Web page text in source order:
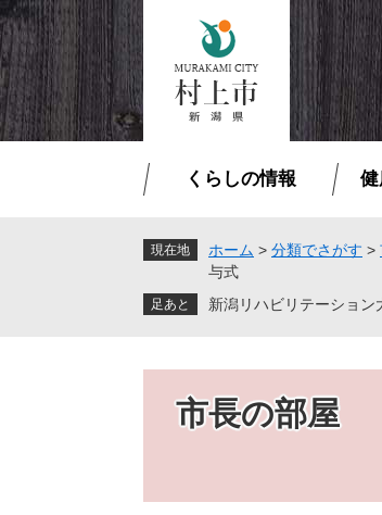
ペ
ー
ジ
の
先
頭
メ
ニ
ュ
ー
を
飛
くらしの情報
現在地 ホーム > 分類でさがす >
与式
新潟リハビリテーショ
市長の部屋